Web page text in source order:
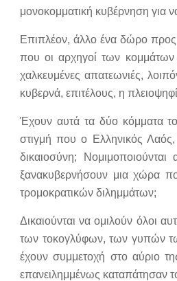
μονοκομματική κυβέρνηση για
Επιπλέον, άλλο ένα δώρο προς
που οι αρχηγοί των κομμάτων
χαλκευμένες απατεωνιές,
κυβερνά, επιτέλους, η
Έχουν αυτά τα δύο κόμματα
στιγμή που ο Ελληνικός Λαός,
δικαιοσύνη;
ξανακυβερνήσουν μια χώρα
τρομοκρατικών διλημμάτων;
Δικαιούνται να ομιλούν όλοι
των τοκογλύφων, των γυπών
έχουν συμμετοχή στο αύριο
επανειλημμένως καταπάτησαν